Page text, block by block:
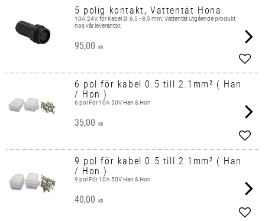
5 polig kontakt, Vattentät Hona
10A 24V, för Kabel Ø: 6,5 - 8,5 mm, Vattentät Utgående produkt
hos vår leverantör.
95,00 KR
6 pol för kabel 0.5 till 2.1mm² ( Han
/ Hon )
6 pol För 10A 50V Han & Hon
35,00 KR
9 pol för kabel 0.5 till 2.1mm² ( Han
/ Hon )
9 pol För 10A 50V Han & Hon
40,00 KR